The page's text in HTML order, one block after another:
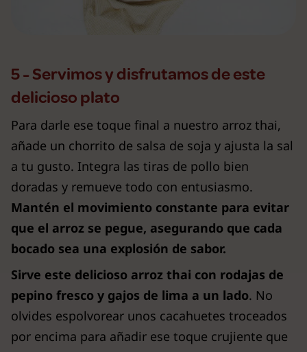
5 - Servimos y disfrutamos de este
delicioso plato
Para darle ese toque final a nuestro arroz thai,
añade un chorrito de salsa de soja y ajusta la sal
a tu gusto. Integra las tiras de pollo bien
doradas y remueve todo con entusiasmo.
Mantén el movimiento constante para evitar
que el arroz se pegue, asegurando que cada
bocado sea una explosión de sabor.
Sirve este delicioso arroz thai con rodajas de
pepino fresco y gajos de lima a un lado. No
olvides espolvorear unos cacahuetes troceados
por encima para añadir ese toque crujiente que